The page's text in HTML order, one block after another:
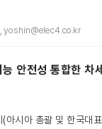
yoshin@elec4.co.kr
안전성 통합한 차
아시아 총괄 및 한국대